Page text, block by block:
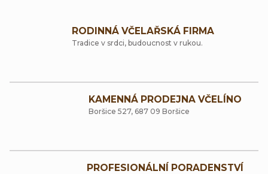
RODINNÁ VČELAŘSKÁ FIRMA
Tradice v srdci, budoucnost v rukou.
KAMENNÁ PRODEJNA VČELÍNO
Boršice 527, 687 09 Boršice
PROFESIONÁLNÍ PORADENSTVÍ